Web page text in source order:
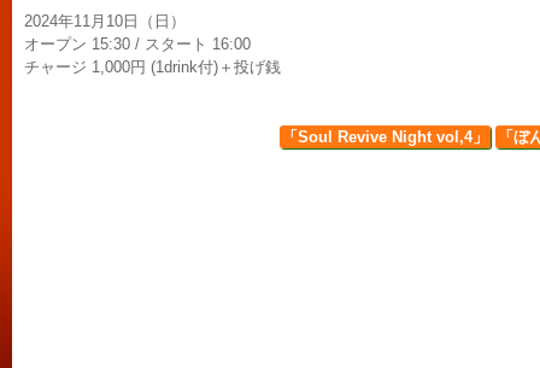
2024年11月10日（日）
オープン 15:30 / スタート 16:00
チャージ 1,000円 (1drink付)＋投げ銭
「Soul Revive Night vol,4」 「ぼ